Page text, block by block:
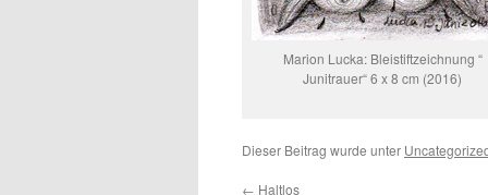
Marion Lucka: Bleistiftzeichnung “
Junitrauer“ 6 x 8 cm (2016)
Dieser Beitrag wurde unter
← Haltlos